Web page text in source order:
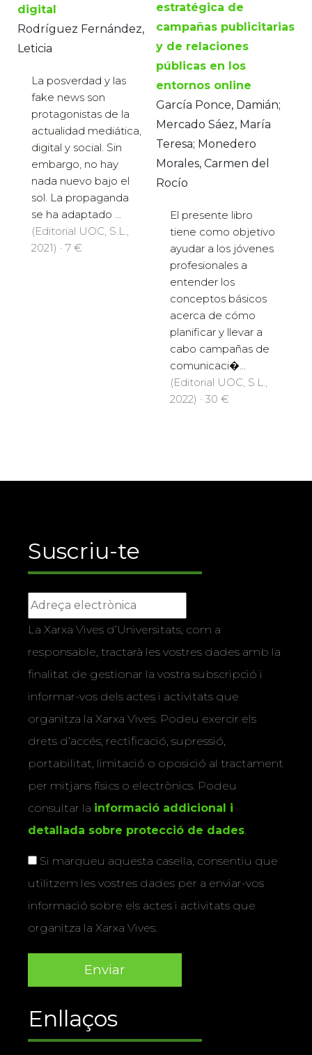
digital
Rodríguez Fernández,
Leticia
La posverdad y las
fake news son
protagonistas de la
actualidad mediática,
digital y social. Sin
embargo, no hay
nada nuevo bajo el
sol. La propaganda
se ha adaptado ...
(Editorial UOC, S.L.,
2021) · 7 €
estratégica de
campañas publicitarias
y de relaciones
públicas en los
entornos online
García Ponce, Damián;
Mercado Sáez, María
Teresa; Monedero
Morales, Carmen del
Rocío
El presente libro
tiene como objetivo
ayudar a los jóvenes
profesionales a
entender los
conceptos básicos
acerca de cómo
planificar y llevar a
cabo campañas de
comunicaci�...
(Editorial UOC, S.L.,
2022) · 30 €
Suscriu-te
La Xarxa Vives d’Universitats, com a
responsable, tractarà les vostres dades amb la
finalitat de gestionar la vostra subscripció i
informar-vos dels actes i activitats que
organitza la Xarxa Vives. Podeu exercir els
drets d’accés, rectificació, supressió,
portabilitat, limitació o oposició al tractament
per mitjans físics o electrònics. Podeu
consultar la informació addicional i
detallada sobre protecció de dades.
Si marqueu aquesta casella, consentiu que
utilitzem les vostres dades per a enviar-vos
informació sobre els actes i activitats que
organitza la Xarxa Vives.
Enllaços